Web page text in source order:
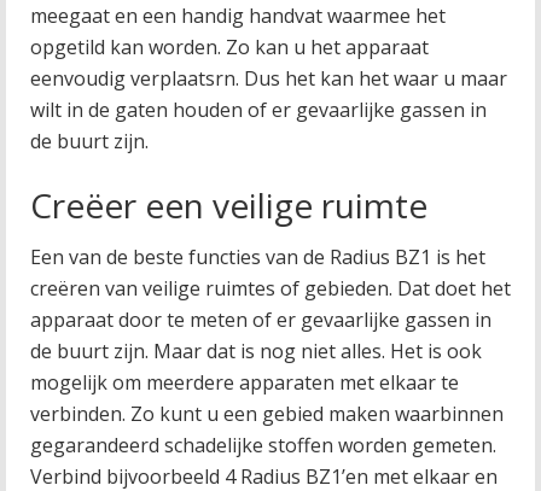
meegaat en een handig handvat waarmee het
opgetild kan worden. Zo kan u het apparaat
eenvoudig verplaatsrn. Dus het kan het waar u maar
wilt in de gaten houden of er gevaarlijke gassen in
de buurt zijn.
Creëer een veilige ruimte
Een van de beste functies van de Radius BZ1 is het
creëren van veilige ruimtes of gebieden. Dat doet het
apparaat door te meten of er gevaarlijke gassen in
de buurt zijn. Maar dat is nog niet alles. Het is ook
mogelijk om meerdere apparaten met elkaar te
verbinden. Zo kunt u een gebied maken waarbinnen
gegarandeerd schadelijke stoffen worden gemeten.
Verbind bijvoorbeeld 4 Radius BZ1’en met elkaar en